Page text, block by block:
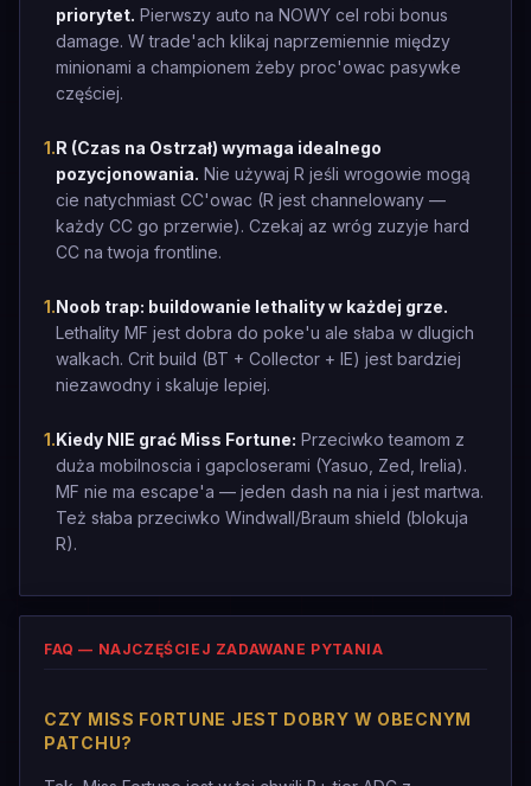
priorytet. Pierwszy auto na NOWY cel robi bonus
damage. W trade'ach klikaj naprzemiennie między
minionami a championem żeby proc'owac pasywke
częściej.
1.R (Czas na Ostrzał) wymaga idealnego
pozycjonowania. Nie używaj R jeśli wrogowie mogą
cie natychmiast CC'owac (R jest channelowany —
każdy CC go przerwie). Czekaj az wróg zuzyje hard
CC na twoja frontline.
1.Noob trap: buildowanie lethality w każdej grze.
Lethality MF jest dobra do poke'u ale słaba w dlugich
walkach. Crit build (BT + Collector + IE) jest bardziej
niezawodny i skaluje lepiej.
1.Kiedy NIE grać Miss Fortune: Przeciwko teamom z
duża mobilnoscia i gapcloserami (Yasuo, Zed, Irelia).
MF nie ma escape'a — jeden dash na nia i jest martwa.
Też słaba przeciwko Windwall/Braum shield (blokuja
R).
FAQ — NAJCZĘŚCIEJ ZADAWANE PYTANIA
CZY MISS FORTUNE JEST DOBRY W OBECNYM
PATCHU?